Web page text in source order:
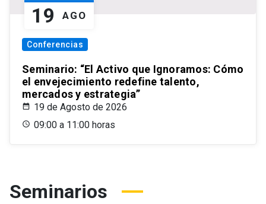
19 AGO
Conferencias
Seminario: “El Activo que Ignoramos: Cómo
el envejecimiento redefine talento,
mercados y estrategia”
19 de Agosto de 2026
09:00 a 11:00 horas
Seminarios